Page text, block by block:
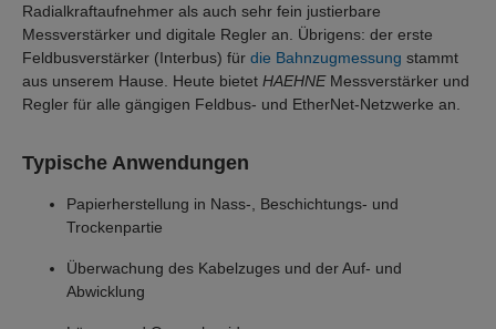
Radialkraftaufnehmer als auch sehr fein justierbare
Messverstärker und digitale Regler an. Übrigens: der erste
Feldbusverstärker (Interbus) für die Bahnzugmessung stammt
aus unserem Hause. Heute bietet HAEHNE Messverstärker und
Regler für alle gängigen Feldbus- und EtherNet-Netzwerke an.
Typische Anwendungen
Papierherstellung in Nass-, Beschichtungs- und
Trockenpartie
Überwachung des Kabelzuges und der Auf- und
Abwicklung